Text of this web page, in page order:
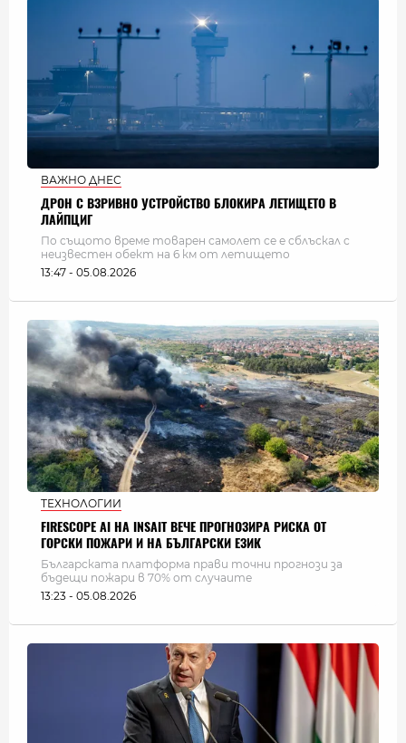
ВАЖНО ДНЕС
ДРОН С ВЗРИВНО УСТРОЙСТВО БЛОКИРА ЛЕТИЩЕТО В
ЛАЙПЦИГ
По същото време товарен самолет се е сблъскал с
неизвестен обект на 6 км от летището
13:47 - 05.08.2026
ТЕХНОЛОГИИ
FIRESCOPE AI НА INSAIT ВЕЧЕ ПРОГНОЗИРА РИСКА ОТ
ГОРСКИ ПОЖАРИ И НА БЪЛГАРСКИ ЕЗИК
Българската платформа прави точни прогнози за
бъдещи пожари в 70% от случаите
13:23 - 05.08.2026